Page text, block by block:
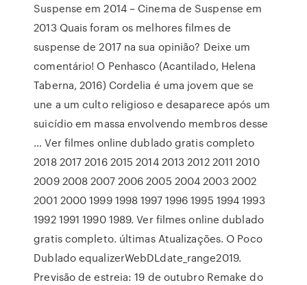
Suspense em 2014 – Cinema de Suspense em
2013 Quais foram os melhores filmes de
suspense de 2017 na sua opinião? Deixe um
comentário! O Penhasco (Acantilado, Helena
Taberna, 2016) Cordelia é uma jovem que se
une a um culto religioso e desaparece após um
suicídio em massa envolvendo membros desse
… Ver filmes online dublado gratis completo
2018 2017 2016 2015 2014 2013 2012 2011 2010
2009 2008 2007 2006 2005 2004 2003 2002
2001 2000 1999 1998 1997 1996 1995 1994 1993
1992 1991 1990 1989. Ver filmes online dublado
gratis completo. últimas Atualizações. O Poco
Dublado equalizerWebDLdate_range2019.
Previsão de estreia: 19 de outubro Remake do